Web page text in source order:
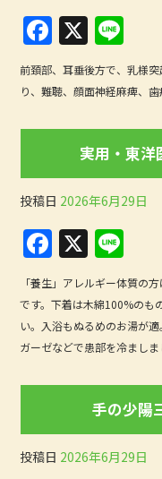
F
a
c
o
o
k
X
n
e
前頚部、耳垂後方で、乳様
り、難聴、顔面神経麻痺、
実用・東洋
投稿日 2026年6月29日
F
a
c
e
b
o
k
X
n
e
「養生」アレルギー体質の
です。下着は木綿100%のも
い。入浴もぬるめのお湯が
ガーゼなどで患部を冷ましま
手の少陽
投稿日 2026年6月29日